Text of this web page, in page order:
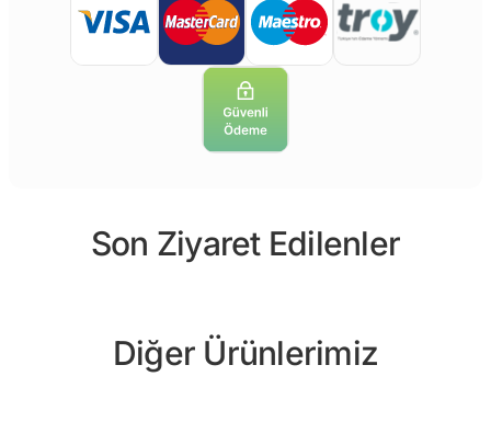
Son Ziyaret Edilenler
Diğer Ürünlerimiz